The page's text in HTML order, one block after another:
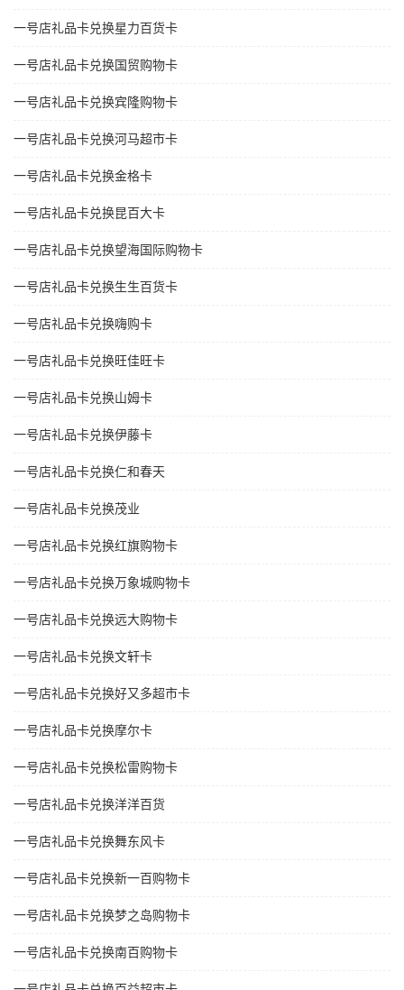
一号店礼品卡兑换星力百货卡
一号店礼品卡兑换国贸购物卡
一号店礼品卡兑换宾隆购物卡
一号店礼品卡兑换河马超市卡
一号店礼品卡兑换金格卡
一号店礼品卡兑换昆百大卡
一号店礼品卡兑换望海国际购物卡
一号店礼品卡兑换生生百货卡
一号店礼品卡兑换嗨购卡
一号店礼品卡兑换旺佳旺卡
一号店礼品卡兑换山姆卡
一号店礼品卡兑换伊藤卡
一号店礼品卡兑换仁和春天
一号店礼品卡兑换茂业
一号店礼品卡兑换红旗购物卡
一号店礼品卡兑换万象城购物卡
一号店礼品卡兑换远大购物卡
一号店礼品卡兑换文轩卡
一号店礼品卡兑换好又多超市卡
一号店礼品卡兑换摩尔卡
一号店礼品卡兑换松雷购物卡
一号店礼品卡兑换洋洋百货
一号店礼品卡兑换舞东风卡
一号店礼品卡兑换新一百购物卡
一号店礼品卡兑换梦之岛购物卡
一号店礼品卡兑换南百购物卡